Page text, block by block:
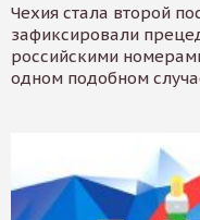
Чехия стала второй
зафиксировали
российскими
одном подобном